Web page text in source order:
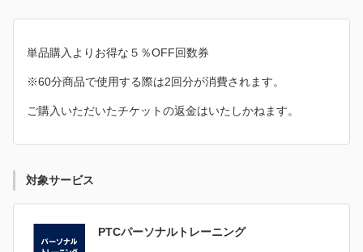
単品購入よりお得な５％OFF回数券
※60分商品で使用する際は2回分が消費されます。
ご購入いただいたチケットの返金はいたしかねます。
対象サービス
PTCパーソナルトレーニング